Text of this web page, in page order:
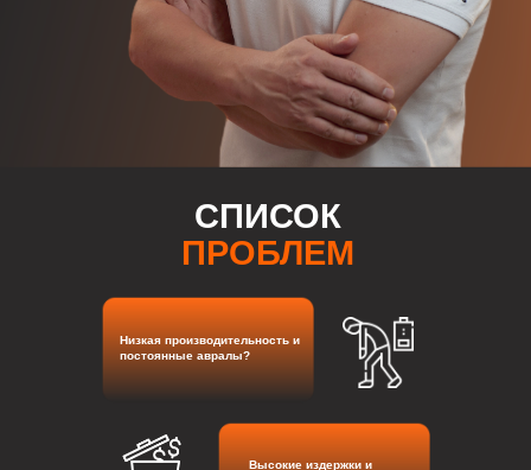
СПИСОК
ПРОБЛЕМ
Низкая производительность и
постоянные авралы?
Высокие издержки и